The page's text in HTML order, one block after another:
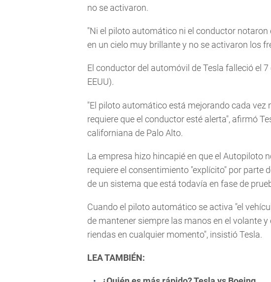
no se activaron.
"Ni el piloto automático ni el conductor
en un cielo muy brillante y no se activaron los
El conductor del automóvil de Tesla falleció el
EEUU).
"El piloto automático está mejorando cada vez
requiere que el conductor esté alerta", afirmó
californiana de Palo Alto.
La empresa hizo hincapié en que el Autopiloto
requiere el consentimiento "explícito" por parte
de un sistema que está todavía en fase de
Cuando el piloto automático se activa "el
de mantener siempre las manos en el volante
riendas en cualquier momento", insistió Tesla.
LEA TAMBIÉN: